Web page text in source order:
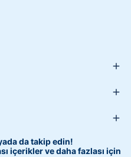
da takip edin!
içerikler ve daha fazlası için